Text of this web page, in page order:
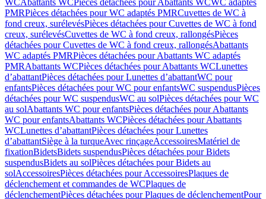
WCAbattants WCPièces détachées pour Abattants WCWC adaptés
PMRPièces détachées pour WC adaptés PMRCuvettes de WC à
fond creux, surélevésPièces détachées pour Cuvettes de WC à fond
creux, surélevésCuvettes de WC à fond creux, rallongésPièces
détachées pour Cuvettes de WC à fond creux, rallongésAbattants
WC adaptés PMRPièces détachées pour Abattants WC adaptés
PMRAbattants WCPièces détachées pour Abattants WCLunettes
d’abattantPièces détachées pour Lunettes d’abattantWC pour
enfantsPièces détachées pour WC pour enfantsWC suspendusPièces
détachées pour WC suspendusWC au solPièces détachées pour WC
au solAbattants WC pour enfantsPièces détachées pour Abattants
WC pour enfantsAbattants WCPièces détachées pour Abattants
WCLunettes d’abattantPièces détachées pour Lunettes
d’abattantSiège à la turqueAvec rinçageAccessoiresMatériel de
fixationBidetsBidets suspendusPièces détachées pour Bidets
suspendusBidets au solPièces détachées pour Bidets au
solAccessoiresPièces détachées pour AccessoiresPlaques de
déclenchement et commandes de WCPlaques de
déclenchementPièces détachées pour Plaques de déclenchementPour